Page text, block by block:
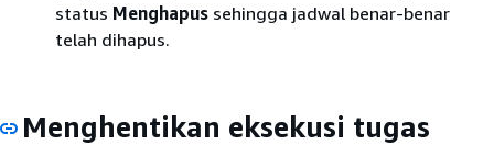
status Menghapus sehingga jadwal benar-benar
telah dihapus.
Menghentikan eksekusi tugas